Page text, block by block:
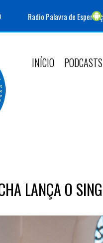
Radio Palavra de
INÍCIO PODCASTS
LANÇA O